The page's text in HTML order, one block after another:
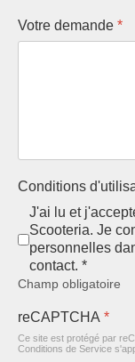
Votre demande *
Conditions
J'ai lu et
Scooteria. Je
personnelles
contact. *
Champ obligatoire
reCAPTCHA *
Ce site est protégé par
Conditions de Service